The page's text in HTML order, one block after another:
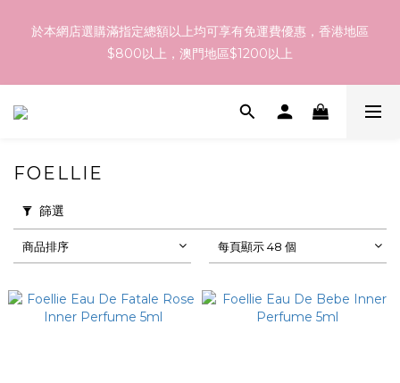
港，最終亦要視乎各品牌最終發貨日子及出貨速度而定。
於本網店選購滿指定總額以上均可享有免運費優惠，香港地區
$800以上，澳門地區$1200以上
訂貨到貨資訊：於 05 - 18/Aug 期間訂貨，預計於 26/Aug 到
FOELLIE
篩選
商品排序 每頁顯示 48 個